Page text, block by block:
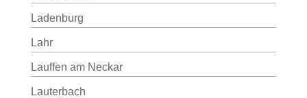
Ladenburg
Lahr
Lauffen am Neckar
Lauterbach